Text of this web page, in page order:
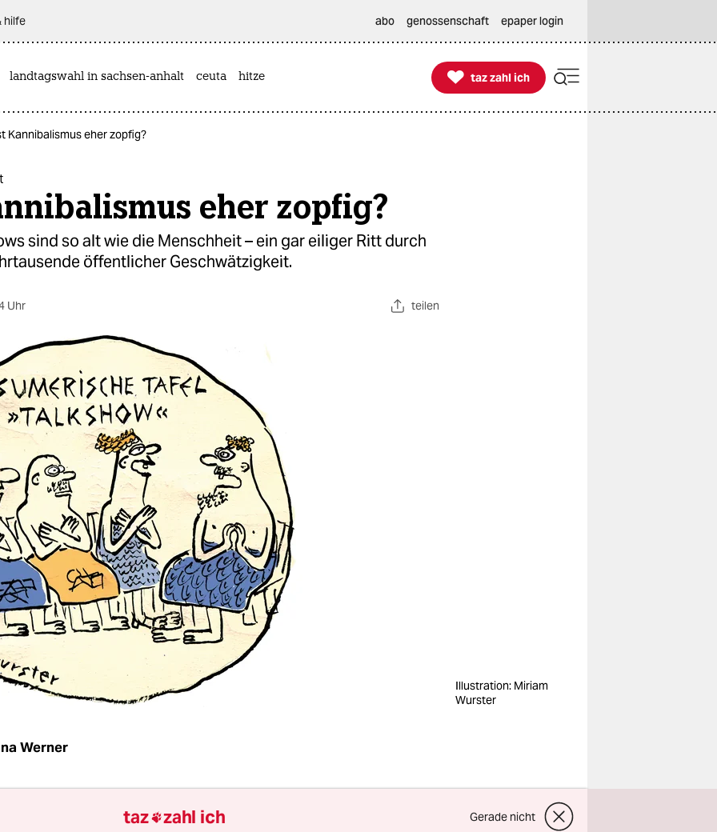
hilfe abo genossenschaft epaper login
landtagswahl in sachsen-anhalt ceuta hitze 
taz zahl ich
taz zahl ich
Kannibalismus eher zopfig?
eher zopfig?
sind so alt wie die Menschheit – ein gar eiliger Ritt durch
öffentlicher Geschwätzigkeit.
Uhr teilen
Illustration: Miriam
Wurster
Werner
ein Autor der Talkshowexpertenzeitung
taz zahl ich Gerade nicht